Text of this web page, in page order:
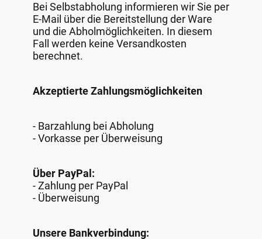
Bei Selbstabholung informieren wir Sie per
E-Mail über die Bereitstellung der Ware
und die Abholmöglichkeiten. In diesem
Fall werden keine Versandkosten
berechnet.
Akzeptierte Zahlungsmöglichkeiten
- Barzahlung bei Abholung
- Vorkasse per Überweisung
Über PayPal:
- Zahlung per PayPal
- Überweisung
Unsere Bankverbindung: